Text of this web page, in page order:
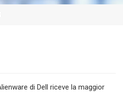
di Dell riceve la maggior